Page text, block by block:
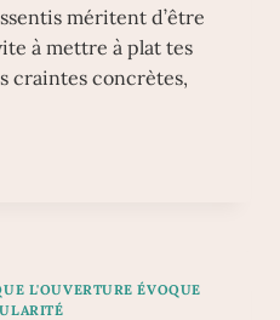
méritent d’être
à mettre à plat tes
craintes concrètes,
L'OUVERTURE ÉVOQUE